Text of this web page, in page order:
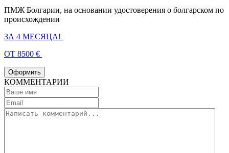
ПМЖ Болгарии, на основании удостоверения о болгарском по
происхождении
ЗА 4 МЕСЯЦА!
ОТ 8500 €
Оформить
КОММЕНТАРИИ